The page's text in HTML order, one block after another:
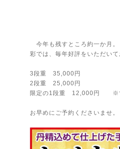
今年も残すところ約一か月。
彩では、毎年好評をいただい
3段重 35,000円
2段重 25,000円
限定の1段重 12,000円 ※
お早めにご予約くださいませ。